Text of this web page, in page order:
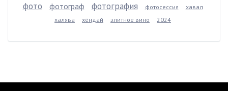
фото фотограф фотография фотосессия
хавал
халява
хёндай элитное вино 2024